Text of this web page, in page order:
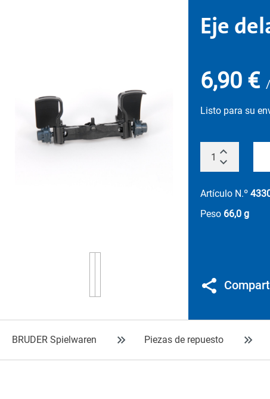
Eje
6,90 € /
Listo para su
Artículo N.º
Peso 66,0 g
BRUDER Spielwaren Piezas de repuesto